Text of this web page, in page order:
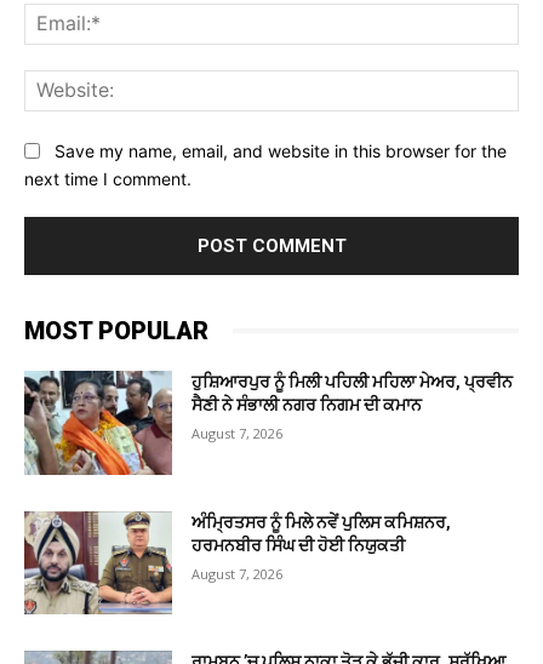
Save my name, email, and website in this browser for the
next time I comment.
MOST POPULAR
ਹੁਸ਼ਿਆਰਪੁਰ ਨੂੰ ਮਿਲੀ ਪਹਿਲੀ ਮਹਿਲਾ ਮੇਅਰ, ਪ੍ਰਵੀਨ
ਸੈਣੀ ਨੇ ਸੰਭਾਲੀ ਨਗਰ ਨਿਗਮ ਦੀ ਕਮਾਨ
August 7, 2026
ਅੰਮ੍ਰਿਤਸਰ ਨੂੰ ਮਿਲੇ ਨਵੇਂ ਪੁਲਿਸ ਕਮਿਸ਼ਨਰ,
ਹਰਮਨਬੀਰ ਸਿੰਘ ਦੀ ਹੋਈ ਨਿਯੁਕਤੀ
August 7, 2026